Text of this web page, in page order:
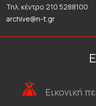
Τηλ. κέντρο 210 5288100
archive@n-t.gr
Εικονική